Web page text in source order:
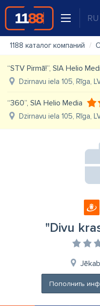
RU
1188 каталог компаний
“STV Pirmā!”, SIA Helio
Dzirnavu iela 105, Rīga,
“360”, SIA Helio Media
Dzirnavu iela 105, Rīga,
"Divu
Пополнить